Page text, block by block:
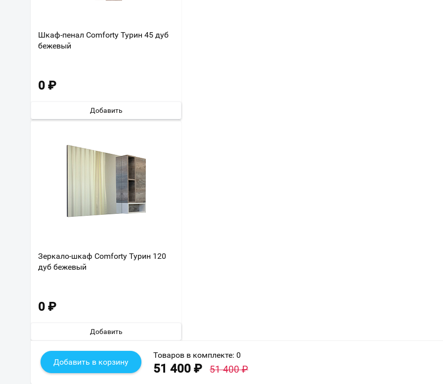
Шкаф-пенал Comforty Турин 45 дуб
бежевый
0 ₽
Добавить
Зеркало-шкаф Comforty Турин 120
дуб бежевый
0 ₽
Добавить
Добавить в корзину
Товаров в комплекте: 0
51 400 ₽ 51 400₽